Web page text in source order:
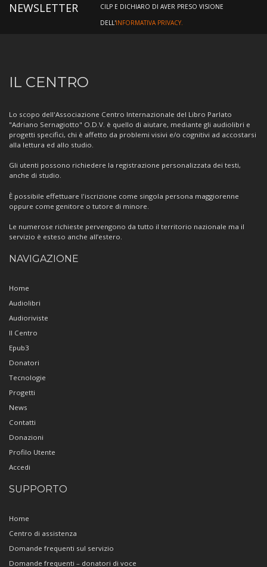
NEWSLETTER
CILP E DICHIARO DI AVER PRESO VISIONE
DELL'INFORMATIVA PRIVACY.
Informazioni
sul
Centro
IL CENTRO
Lo scopo dell'Associazione Centro Internazionale del Libro Parlato
"Adriano Sernagiotto" O.D.V. è quello di aiutare, mediante gli audiolibri e
progetti specifici, chi è affetto da problemi visivi e/o cognitivi ad accostarsi
alla lettura ed allo studio.
Gli utenti possono richiedere la registrazione personalizzata dei testi,
anche di studio.
È possibile effettuare l'iscrizione come singola persona maggiorenne
oppure come genitore o tutore di minore.
Le numerose richieste pervengono da tutto il territorio nazionale ma il
servizio è esteso anche all’estero.
NAVIGAZIONE
Home
Audiolibri
Audioriviste
Il Centro
Epub3
Donatori
Tecnologie
Progetti
News
Contatti
Donazioni
Profilo Utente
Accedi
SUPPORTO
Home
Centro di assistenza
Domande frequenti sul servizio
Domande frequenti – donatori di voce